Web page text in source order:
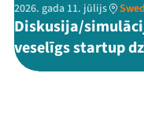
2026. gada 11. jūlijs
Diskusija/
veselīgs startup